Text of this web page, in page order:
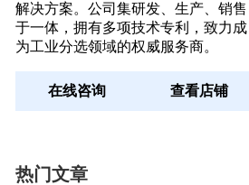
解决方案。公司集研发、生产、销售
于一体，拥有多项技术专利，致力成
为工业分选领域的权威服务商。
在线咨询 查看店铺
热门文章